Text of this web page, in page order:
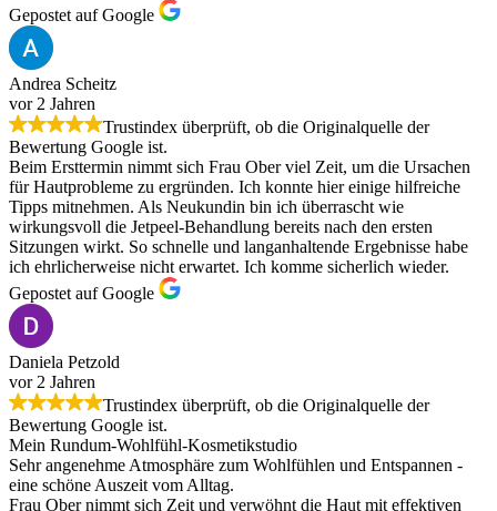
Gepostet auf Google
Andrea Scheitz
vor 2 Jahren
Trustindex überprüft, ob die Originalquelle der
Bewertung Google ist.
Beim Ersttermin nimmt sich Frau Ober viel Zeit, um die Ursachen
für Hautprobleme zu ergründen. Ich konnte hier einige hilfreiche
Tipps mitnehmen. Als Neukundin bin ich überrascht wie
wirkungsvoll die Jetpeel-Behandlung bereits nach den ersten
Sitzungen wirkt. So schnelle und langanhaltende Ergebnisse habe
ich ehrlicherweise nicht erwartet. Ich komme sicherlich wieder.
Gepostet auf Google
Daniela Petzold
vor 2 Jahren
Trustindex überprüft, ob die Originalquelle der
Bewertung Google ist.
Mein Rundum-Wohlfühl-Kosmetikstudio
Sehr angenehme Atmosphäre zum Wohlfühlen und Entspannen -
eine schöne Auszeit vom Alltag.
Frau Ober nimmt sich Zeit und verwöhnt die Haut mit effektiven